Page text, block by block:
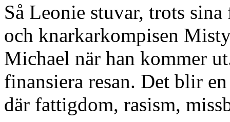
Så Leonie stuvar, trots
och knarkarkompisen
Michael när han kommer
finansiera resan. Det blir
där fattigdom, rasism,